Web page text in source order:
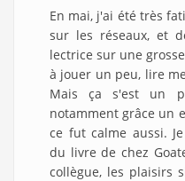
En mai, j'ai été très
sur les réseaux, et
lectrice sur une
à jouer un peu, lire
Mais ça s'est un
notamment grâce un
ce fut calme aussi.
du livre de chez
collègue, les plaisirs